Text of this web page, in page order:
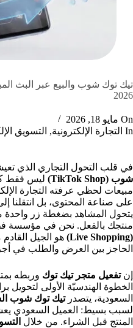
تيك توك شوب والبيع عبر البث
2026
On مايو 18, 2026
In التجارة الإلكترونية, التسويق
في قلب التحول التجاري الذي تعيشه
شوب (TikTok Shop)
ليس فقط
مبيعات لحظي عرفته التجارة
على صناعة المحتوى، بل انتقلنا
يتحول المشاهد بضغطة زر واحدة
منتجك بالفعل. نحن في مؤسسة
(Live Shopping)
هو الجيل
الحاجز بين العرض والطلب في
إنتفعيل متجر تيك توك وربطه
الخطوة الهندسيّة الأولى لتحويل
السعودية، يتصدرتيك توك شوب
لسبب بسيط: العميل السعودي
المنتج قبل الشراء. من خلال